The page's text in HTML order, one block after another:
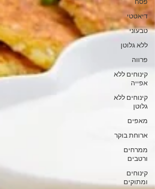
פסח
דיאטטי
טבעוני
ללא גלוטן
פרווה
קינוחים ללא
אפייה
קינוחים ללא
גלוטן
מאפים
ארוחת בוקר
ממרחים
ורטבים
קינוחים
ומתוקים